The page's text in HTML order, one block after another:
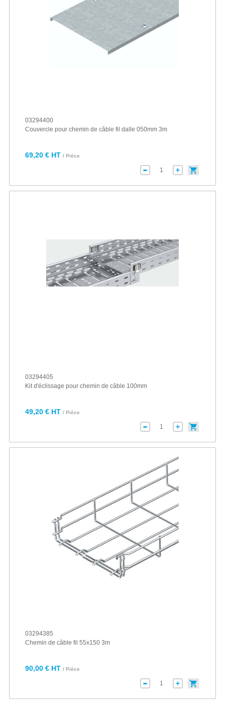
03294400
Couvercle pour chemin de câble fil dalle 050mm 3m
69,20 € HT / Pièce
03294405
Kit d'éclissage pour chemin de câble 100mm
49,20 € HT / Pièce
03294385
Chemin de câble fil 55x150 3m
90,00 € HT / Pièce